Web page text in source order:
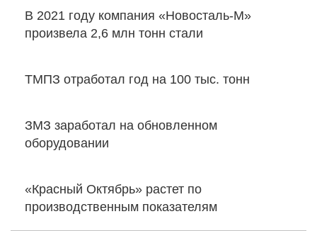
В 2021 году компания «Новосталь-М»
произвела 2,6 млн тонн стали
ТМПЗ отработал год на 100 тыс. тонн
ЗМЗ заработал на обновленном
оборудовании
«Красный Октябрь» растет по
производственным показателям